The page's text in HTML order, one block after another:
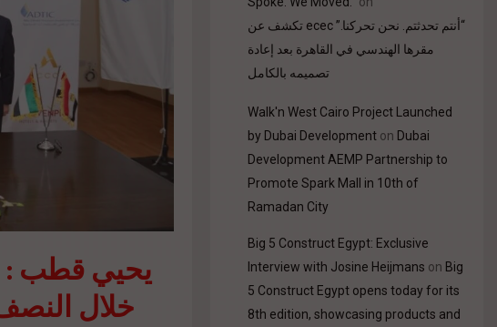
يحيي قطب :
خلال
“أنتم تحدثتم. نحن تحركنا.” ecec تكشف عن
مقرها الهندسي في القاهرة بعد إعادة
تصميمه بالكامل
Walk'n West Cairo Project Launched
by Dubai Development on Dubai
Development AEMP Partnership to
Promote Spark Mall in 10th of
Ramadan City
Big 5 Construct Egypt: Exclusive
Interview with Josine Heijmans on Big
5 Construct Egypt opens today for its
8th edition, showcasing products and